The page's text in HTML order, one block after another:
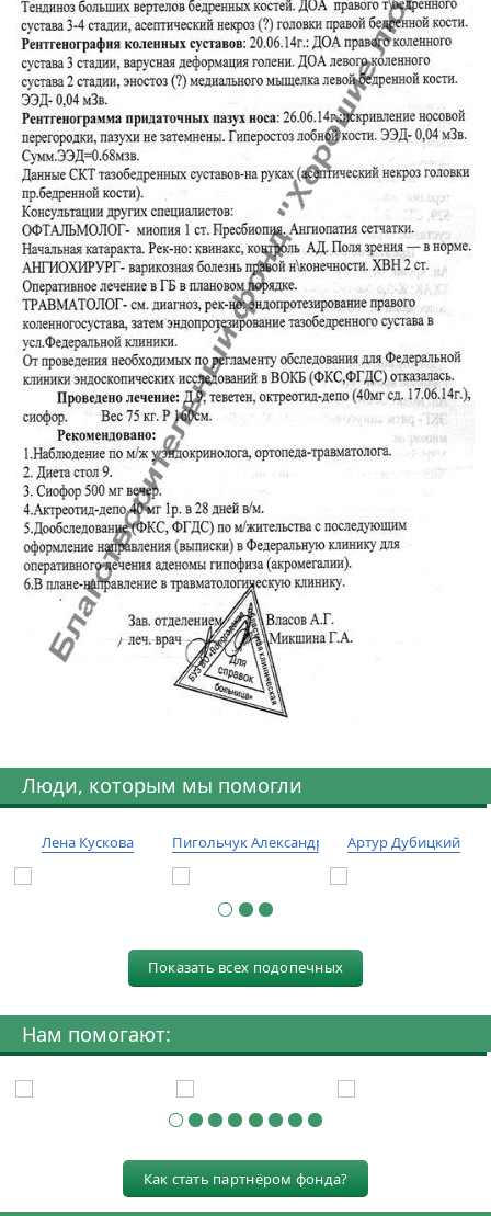
Люди, которым мы помогли
Лена Кускова Пигольчук Александр Артур Дубицкий
Показать всех подопечных
Нам помогают:
Как стать партнёром фонда?